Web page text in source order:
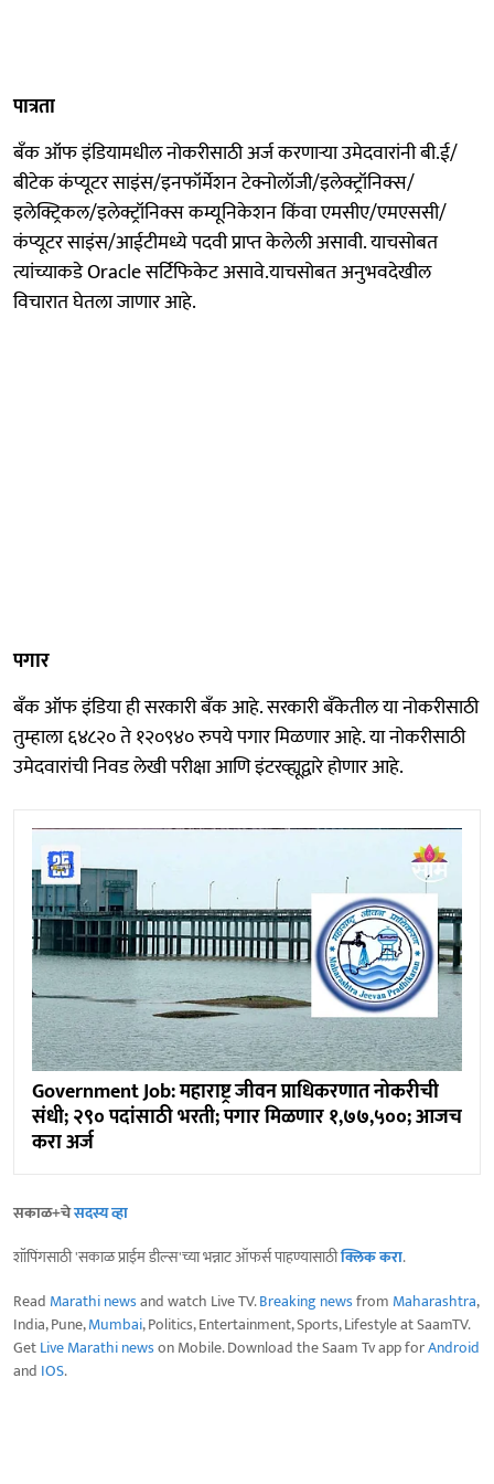
पात्रता
बँक ऑफ इंडियामधील नोकरीसाठी अर्ज करणाऱ्या उमेदवारांनी बी.ई/
बीटेक कंप्यूटर साइंस/इनफॉर्मेशन टेक्नोलॉजी/इलेक्ट्रॉनिक्स/
इलेक्ट्रिकल/इलेक्ट्रॉनिक्स कम्यूनिकेशन किंवा एमसीए/एमएससी/
कंप्यूटर साइंस/आईटीमध्ये पदवी प्राप्त केलेली असावी. याचसोबत
त्यांच्याकडे Oracle सर्टिफिकेट असावे.याचसोबत अनुभवदेखील
विचारात घेतला जाणार आहे.
पगार
बँक ऑफ इंडिया ही सरकारी बँक आहे. सरकारी बँकेतील या नोकरीसाठी
तुम्हाला ६४८२० ते १२०९४० रुपये पगार मिळणार आहे. या नोकरीसाठी
उमेदवारांची निवड लेखी परीक्षा आणि इंटरव्ह्यूद्वारे होणार आहे.
Government Job: महाराष्ट्र जीवन प्राधिकरणात नोकरीची
संधी; २९० पदांसाठी भरती; पगार मिळणार १,७७,५००; आजच
करा अर्ज
सकाळ+चेसदस्य व्हा
शॉपिंगसाठी 'सकाळ प्राईम डील्स'च्या भन्नाट ऑफर्स पाहण्यासाठीक्लिक करा.
Read Marathi newsand watch Live TV.Breaking newsfrom Maharashtra,
India, Pune,Mumbai, Politics, Entertainment, Sports, Lifestyle at SaamTV.
GetLive Marathi newson Mobile. Download the Saam Tv app forAndroid
and IOS.